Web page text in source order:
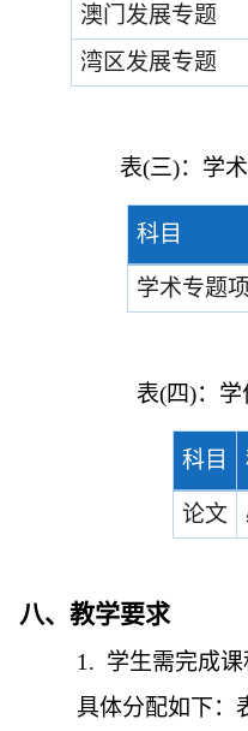
澳门发展专题
湾区发展专题
表(三)：学
科目
学术专题
表(四)：
科目
论文
八、教学要求
1. 学生需完成
具体分配如下：